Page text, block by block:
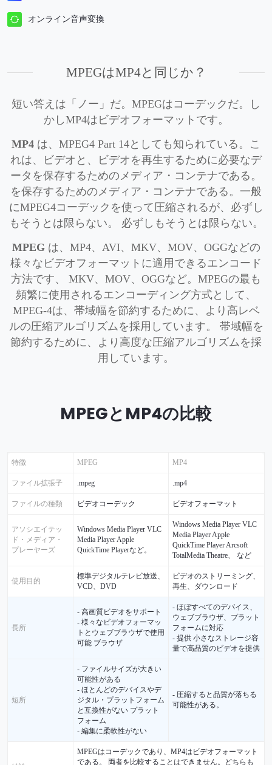
オンライン音声変換
MPEGはMP4と同じか？
短い答えは「ノー」だ。MPEGはコーデックだ。し
かしMP4はビデオフォーマットです。
MP4 は、MPEG4 Part 14としても知られている。こ
れは、ビデオと、ビデオを再生するために必要なデ
ータを保存するためのメディア・コンテナである。
を保存するためのメディア・コンテナである。一般
にMPEG4コーデックを使って圧縮されるが、必ずし
もそうとは限らない。 必ずしもそうとは限らない。
MPEGは、MP4、AVI、MKV、MOV、OGGなどの
様々なビデオフォーマットに適用できるエンコード
方法です、 MKV、MOV、OGGなど。MPEGの最も
頻繁に使用されるエンコーディング方式として、
MPEG-4は、帯域幅を節約するために、より高レベ
ルの圧縮アルゴリズムを採用しています。 帯域幅を
節約するために、より高度な圧縮アルゴリズムを採
用しています。
MPEGとMP4の比較
特徴 MPEG MP4
ファイル拡張子 .mpeg .mp4
ファイルの種類 ビデオコーデック ビデオフォーマット
アソシエイテッ
ド・メディア・
プレーヤーズ
Windows Media Player VLC
Media Player Apple
QuickTime Playerなど。
Windows Media Player VLC
Media Player Apple
QuickTime Player Arcsoft
TotalMedia Theatre、 など
使用目的
標準デジタルテレビ放送、
VCD、DVD
ビデオのストリーミング、
再生、ダウンロード
長所
- 高画質ビデオをサポート
- 様々なビデオフォーマッ
トとウェブブラウザで使用
可能 ブラウザ
- ほぼすべてのデバイス、
ウェブブラウザ、プラット
フォームに対応
- 提供 小さなストレージ容
量で高品質のビデオを提供
短所
- ファイルサイズが大きい
可能性がある
- ほとんどのデバイスやデ
ジタル・プラットフォーム
と互換性がない プラット
フォーム
- 編集に柔軟性がない
- 圧縮すると品質が落ちる
可能性がある。
MPEGはコーデックであり、MP4はビデオフォーマット
である。 両者を比較することはできません。どちらも